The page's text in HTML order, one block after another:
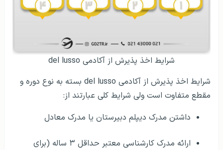
شرایط اخذ پذیرش از آکادمی del lusso
شرایط اخذ پذیرش از آکادمی del lusso بسته به نوع دوره و
مقطع متفاوت است ولی شرایط کلی عبارتند از:
داشتن مدرک دیپلم دبیرستان یا مدرک معادل
ارائه مدرک کارشناسی معتبر حداقل ۳ ساله (برای